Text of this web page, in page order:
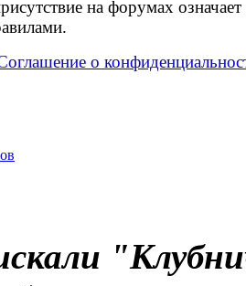
на форумах означает
о